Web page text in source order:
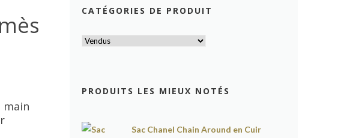
main
CATÉGORIES DE PRODUIT
PRODUITS LES MIEUX NOTÉS
Sac Chanel Chain Around en Cuir